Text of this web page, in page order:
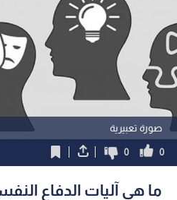
صورة تعبيرية
0
0
ما هي آليات الدفاع